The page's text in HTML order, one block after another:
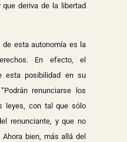
deriva de la libertad
esta autonomía es la
En efecto, el
esta posibilidad en su
renunciarse los
leyes, con tal que sólo
renunciante, y que no
bien, más allá del